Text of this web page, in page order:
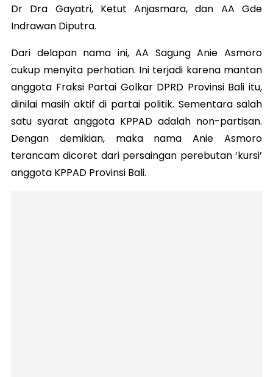
Dr Dra Gayatri, Ketut Anjasmara, dan AA Gde
Indrawan Diputra.
Dari delapan nama ini, AA Sagung Anie Asmoro
cukup menyita perhatian. Ini terjadi karena mantan
anggota Fraksi Partai Golkar DPRD Provinsi Bali itu,
dinilai masih aktif di partai politik. Sementara salah
satu syarat anggota KPPAD adalah non-partisan.
Dengan demikian, maka nama Anie Asmoro
terancam dicoret dari persaingan perebutan ‘kursi’
anggota KPPAD Provinsi Bali.